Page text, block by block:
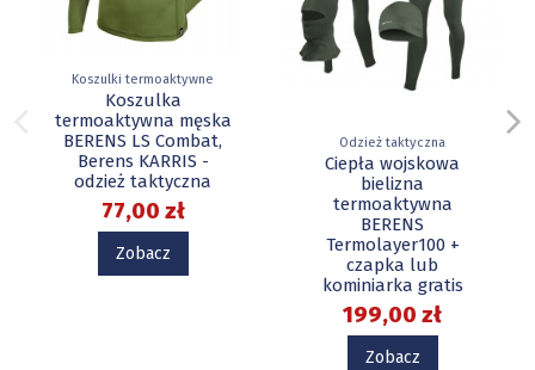
Koszulki termoaktywne
Koszulka
termoaktywna męska
BERENS LS Combat,
Berens KARRIS -
odzież taktyczna
77,00 zł
Zobacz
Odzież taktyczna
Ciepła wojskowa
bielizna
termoaktywna
BERENS
Termolayer100 +
czapka lub
kominiarka gratis
199,00 zł
Zobacz